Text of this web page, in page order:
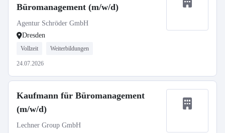
Büromanagement (m/w/d)
Agentur Schröder GmbH
Dresden
Vollzeit Weiterbildungen
24.07.2026
Kaufmann für Büromanagement
(m/w/d)
Lechner Group GmbH